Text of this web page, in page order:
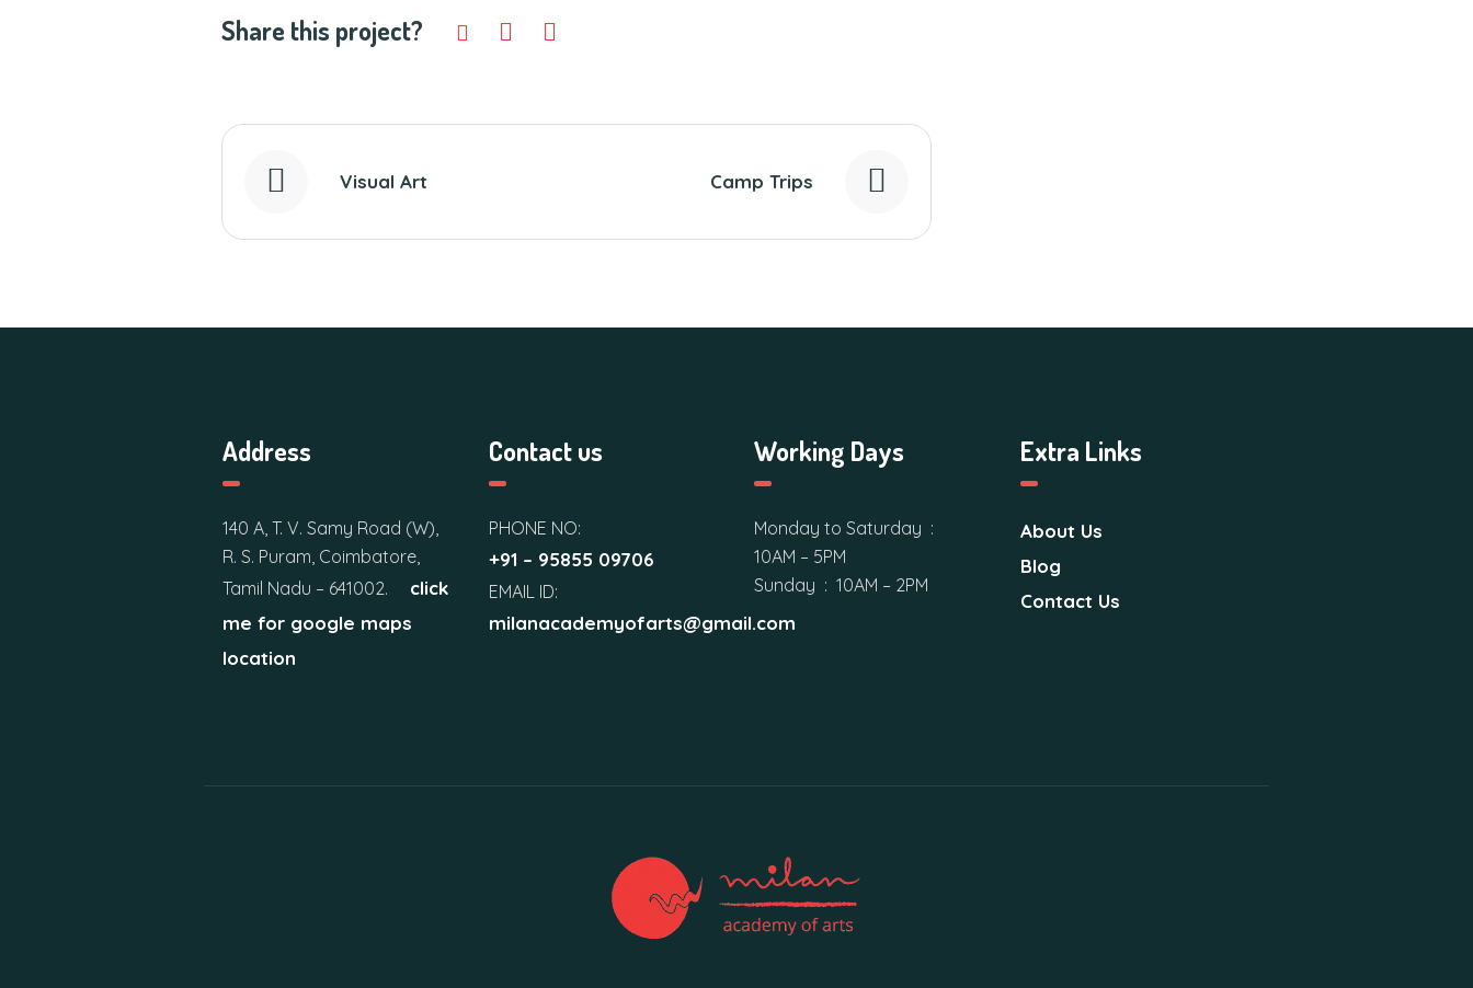
Share this project?
Visual Art Camp Trips
Address
140 A, T. V. Samy Road (W),
R. S. Puram, Coimbatore,
Tamil Nadu – 641002. click
me for google maps
location
Contact us
PHONE NO:
+91 – 95855 09706
EMAIL ID:
milanacademyofarts@gmail.com
Working Days
Monday to Saturday :
10AM – 5PM
Sunday : 10AM – 2PM
Extra Links
About Us
Blog
Contact Us